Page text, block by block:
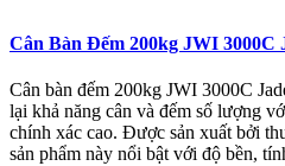
Cân Bàn Đếm 200kg JWI 3000C
Cân bàn đếm 200kg JWI 3000C
lại khả năng cân và đếm số lượng
chính xác cao. Được sản xuất bởi
sản phẩm này nổi bật với độ bền,